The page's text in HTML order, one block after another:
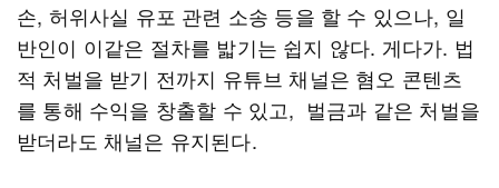
손, 허위사실 유포 관련 소송 등을 할 수 있으나, 일
반인이 이같은 절차를 밟기는 쉽지 않다. 게다가. 법
적 처벌을 받기 전까지 유튜브 채널은 혐오 콘텐츠
를 통해 수익을 창출할 수 있고, 벌금과 같은 처벌을
받더라도 채널은 유지된다.